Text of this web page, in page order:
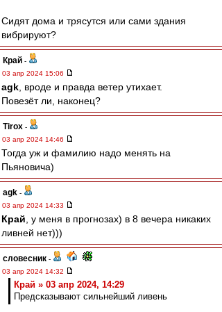
Сидят дома и трясутся или сами здания
вибрируют?
Край -
03 апр 2024 15:06
agk , вроде и правда ветер утихает.
Повезёт ли, наконец?
Tirox -
03 апр 2024 14:46
Тогда уж и фамилию надо менять на
Пьяновича)
agk -
03 апр 2024 14:33
Край , у меня в прогнозах) в 8 вечера никаких
ливней нет)))
словесник -
03 апр 2024 14:32
Край » 03 апр 2024, 14:29
Предсказывают сильнейший ливень